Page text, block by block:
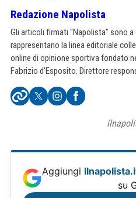
Redazione Napolista
Gli articoli firmati "Napolista" sono a
rappresentano la linea editoriale
online di opinione sportiva fondato
Fabrizio d'Esposito. Direttore
Aggiungi
su